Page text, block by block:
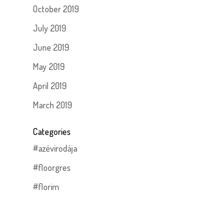
October 2019
July 2019
June 2019
May 2019
April 2019
March 2019
Categories
#azévirodája
#floorgres
#florim